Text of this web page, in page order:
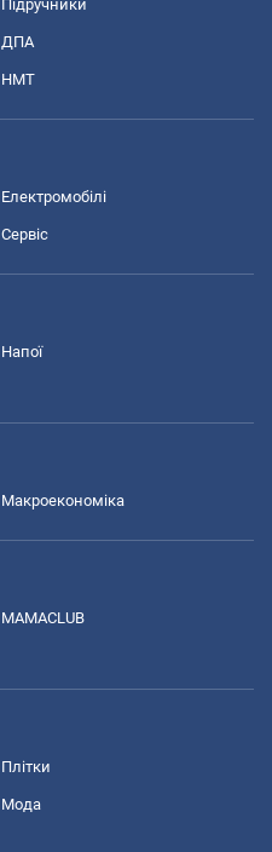
Підручники
ДПА
НМТ
Електромобілі
Сервіс
Напої
Макроекономіка
MAMACLUB
Плітки
Мода